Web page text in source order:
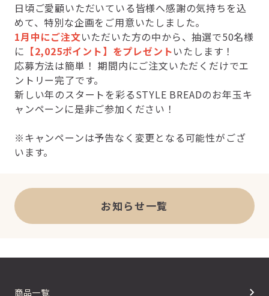
日頃ご愛顧いただいている皆様へ感謝の気持ちを込
めて、特別な企画をご用意いたしました。
1月中にご注文いただいた方の中から、抽選で50名様
に 【2,025ポイント】をプレゼントいたします！
応募方法は簡単！ 期間内にご注文いただくだけでエ
ントリー完了です。
新しい年のスタートを彩るSTYLE BREADのお年玉キ
ャンペーンに是非ご参加ください！
※キャンペーンは予告なく変更となる可能性がござ
います。
お知らせ一覧
商品一覧